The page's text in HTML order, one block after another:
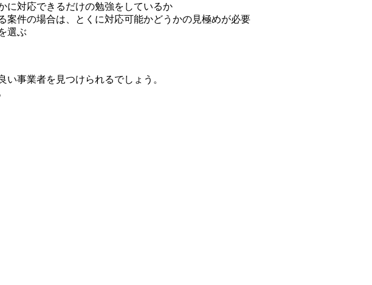
に対応できるだけの勉強をしているか
件の場合は、とくに対応可能かどうかの見極めが必要
選ぶ
事業者を見つけられるでしょう。